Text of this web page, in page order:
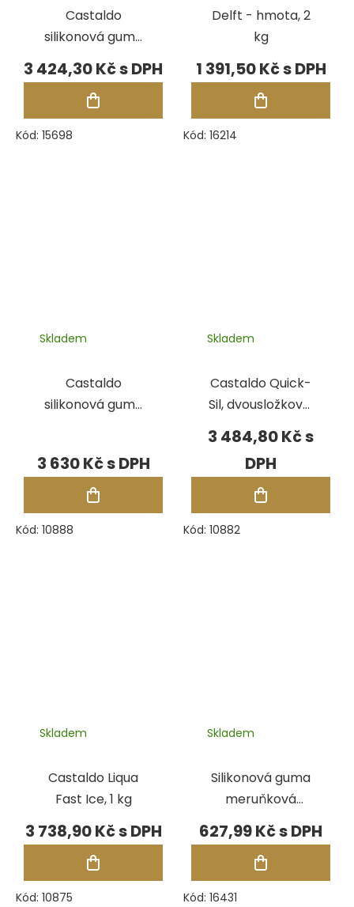
Castaldo
silikonová guma
Rapido, pásky
2,27 kg
3 424,30 Kč
Kód: 15698
Delft - hmota, 2
kg
1 391,50 Kč
Kód: 16214
Castaldo
silikonová guma
pásky 2,27 kg
Skladem
3 630 Kč
Kód: 10888
Castaldo Quick-
Sil, dvousložková,
1 kg
Skladem
3 484,80 Kč
Kód: 10882
Castaldo Liqua
Fast Ice, 1 kg
Skladem
3 738,90 Kč
Kód: 10875
Silikonová guma
meruňková
A50,85-90°C
Skladem
627,99 Kč
Kód: 16431